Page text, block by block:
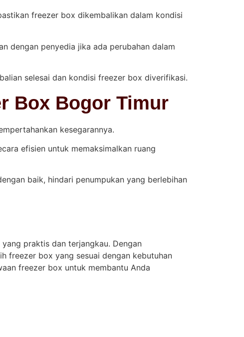
freezer box dikembalikan dalam kondisi
dengan penyedia jika ada perubahan dalam
selesai dan kondisi freezer box diverifikasi.
Box Bogor Timur
kesegarannya.
efisien untuk memaksimalkan ruang
baik, hindari penumpukan yang berlebihan
praktis dan terjangkau. Dengan
freezer box yang sesuai dengan kebutuhan
freezer box untuk membantu Anda